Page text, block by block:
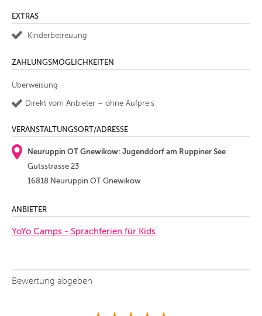
EXTRAS
Kinderbetreuung
ZAHLUNGSMÖGLICHKEITEN
Überweisung
Direkt vom Anbieter – ohne Aufpreis
VERANSTALTUNGSORT/ADRESSE
Neuruppin OT Gnewikow: Jugenddorf am Ruppiner See
Gutsstrasse 23
16818 Neuruppin OT Gnewikow
ANBIETER
YoYo Camps - Sprachferien für Kids
Bewertung abgeben